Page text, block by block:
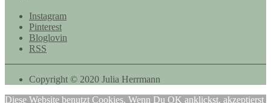
Instagram
Pinterest
Bloglovin
RSS
Copyright © 2020 Julia Herrmann
Diese Website benutzt Cookies. Wenn Du OK anklickst, akzeptierst